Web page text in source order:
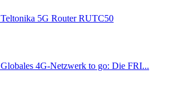
Teltonika 5G Router RUTC50
Globales 4G-Netzwerk to go: Die FRI...